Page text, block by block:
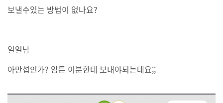
보낼수있는 방법이 없나요?
얼얼남
아만섭인가? 암튼 이분한테 보내야되는데요;;